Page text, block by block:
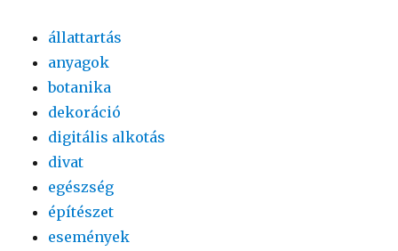
állattartás
anyagok
botanika
dekoráció
digitális alkotás
divat
egészség
építészet
események